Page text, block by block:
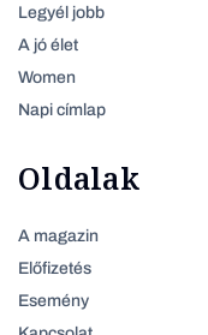
Legyél jobb
A jó élet
Women
Napi címlap
Oldalak
A magazin
Előfizetés
Esemény